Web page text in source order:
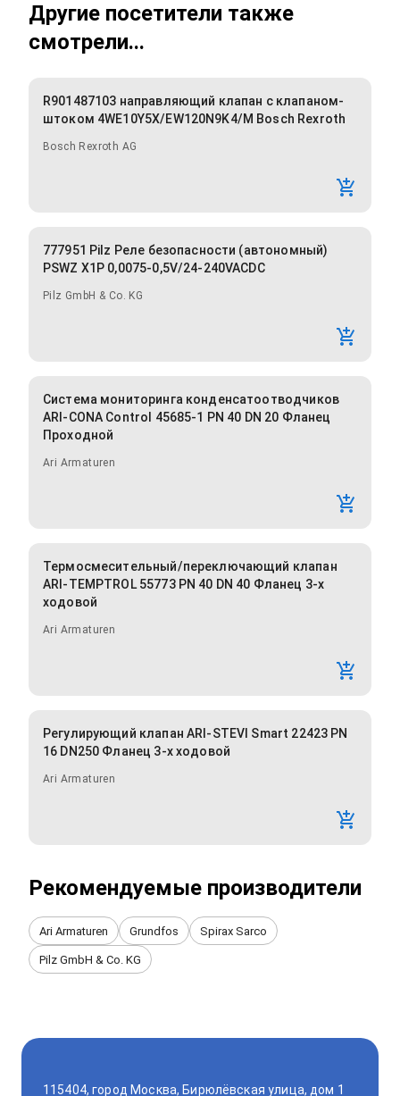
Другие посетители также
смотрели...
R901487103 направляющий клапан с клапаном-
штоком 4WE10Y5X/EW120N9K4/M Bosch Rexroth
Bosch Rexroth AG
777951 Pilz Реле безопасности (автономный)
PSWZ X1P 0,0075-0,5V/24-240VACDC
Pilz GmbH & Co. KG
Система мониторинга конденсатоотводчиков
ARI-CONA Control 45685-1 PN 40 DN 20 Фланец
Проходной
Ari Armaturen
Термосмесительный/переключающий клапан
ARI-TEMPTROL 55773 PN 40 DN 40 Фланец 3-х
ходовой
Ari Armaturen
Регулирующий клапан ARI-STEVI Smart 22423 PN
16 DN250 Фланец 3-х ходовой
Ari Armaturen
Рекомендуемые производители
Ari Armaturen Grundfos Spirax Sarco
Pilz GmbH & Co. KG
115404, город Москва, Бирюлёвская улица, дом 1